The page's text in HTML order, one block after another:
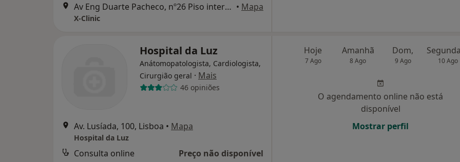
Av Eng Duarte Pacheco, nº26 Piso intermédio, Lisboa • Mapa
X-Clinic
Hospital da Luz
Anátomopatologista, Cardiologista,
Cirurgião geral · Mais
46 opiniões
Av. Lusíada, 100, Lisboa • Mapa
Hospital da Luz
Consulta online Preço não disponível
Hoje
7 Ago
Amanhã
8 Ago
Dom,
9 Ago 10 Ago
O agendamento online não está
disponível
Mostrar perfil